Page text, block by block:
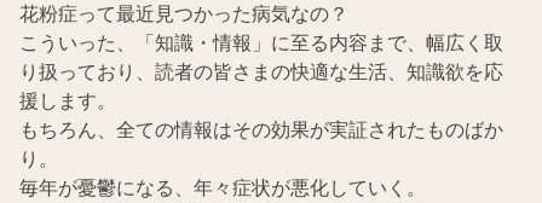
花粉症って最近見つかった病気なの？
こういった、「知識・情報」に至る内容まで、幅広く取
り扱っており、読者の皆さまの快適な生活、知識欲を応
援します。
もちろん、全ての情報はその効果が実証されたものばか
り。
毎年が憂鬱になる、年々症状が悪化していく。